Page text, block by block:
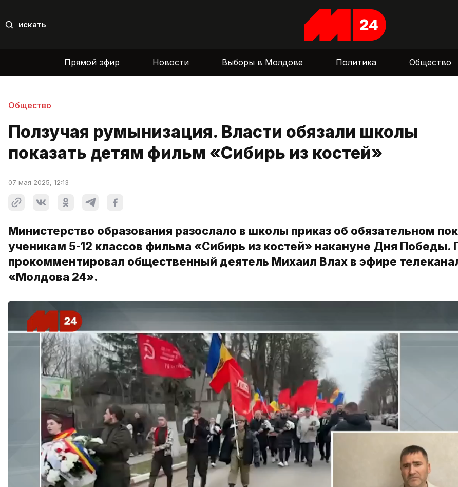
искать
Прямой эфир Новости Выборы в Молдове Политика Общество
Общество
Ползучая румынизация. Власти обязали школы
показать детям фильм «Сибирь из костей»
07 мая 2025, 12:13
Министерство образования разослало в школы приказ об обязательном
ученикам 5-12 классов фильма «Сибирь из костей» накануне Дня Победы.
прокомментировал общественный деятель Михаил Влах в эфире
«Молдова 24».